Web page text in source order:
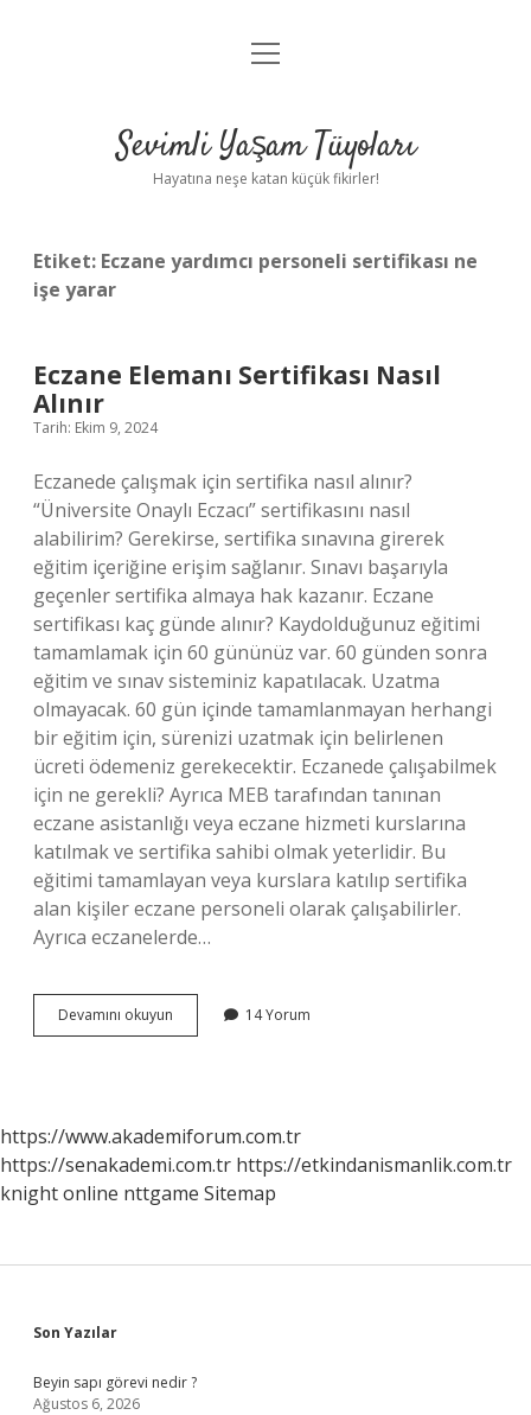
Anasayfa
Yasal Uyarı
menüyü
Sevimli Yaşam Tüyoları
Hayatına neşe katan küçük fikirler!
Etiket: Eczane yardımcı personeli sertifikası ne
işe yarar
Eczane Elemanı Sertifikası Nasıl
Alınır
Tarih: Ekim 9, 2024
Eczanede çalışmak için sertifika nasıl alınır?
“Üniversite Onaylı Eczacı” sertifikasını nasıl
alabilirim? Gerekirse, sertifika sınavına girerek
eğitim içeriğine erişim sağlanır. Sınavı başarıyla
geçenler sertifika almaya hak kazanır. Eczane
sertifikası kaç günde alınır? Kaydolduğunuz eğitimi
tamamlamak için 60 gününüz var. 60 günden sonra
eğitim ve sınav sisteminiz kapatılacak. Uzatma
olmayacak. 60 gün içinde tamamlanmayan herhangi
bir eğitim için, sürenizi uzatmak için belirlenen
ücreti ödemeniz gerekecektir. Eczanede çalışabilmek
için ne gerekli? Ayrıca MEB tarafından tanınan
eczane asistanlığı veya eczane hizmeti kurslarına
katılmak ve sertifika sahibi olmak yeterlidir. Bu
eğitimi tamamlayan veya kurslara katılıp sertifika
alan kişiler eczane personeli olarak çalışabilirler.
Ayrıca eczanelerde…
Devamını okuyun
Elemanı
14 Yorum
https://www.akademiforum.com.tr
https://senakademi.com.tr https://etkindanismanlik.com.tr
knight online nttgame Sitemap
Sidebar
Son Yazılar
Beyin sapı görevi nedir ?
Ağustos 6, 2026